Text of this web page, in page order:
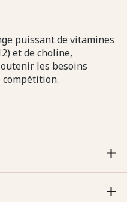
puissant de vitamines
et de choline,
les besoins
compétition.